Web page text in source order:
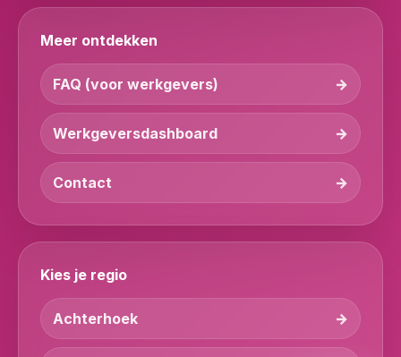
Meer ontdekken
FAQ (voor werkgevers)
Werkgeversdashboard
Contact
Kies je regio
Achterhoek